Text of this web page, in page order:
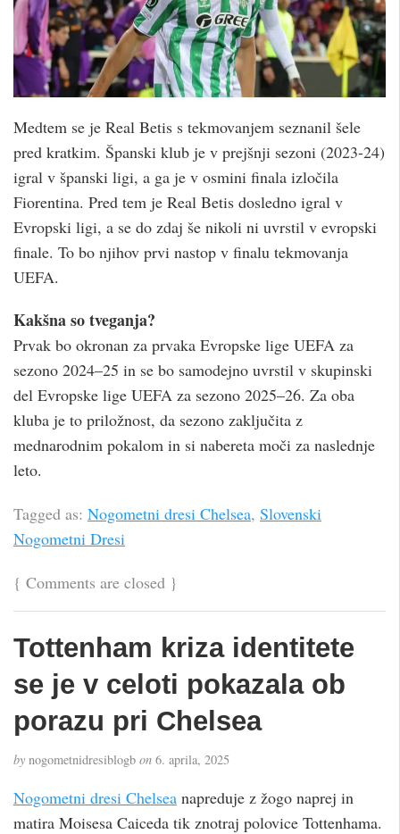
Medtem se je Real Betis s tekmovanjem seznanil šele
pred kratkim. Španski klub je v prejšnji sezoni (2023-24)
igral v španski ligi, a ga je v osmini finala izločila
Fiorentina. Pred tem je Real Betis dosledno igral v
Evropski ligi, a se do zdaj še nikoli ni uvrstil v evropski
finale. To bo njihov prvi nastop v finalu tekmovanja
UEFA.
Kakšna so tveganja?
Prvak bo okronan za prvaka Evropske lige UEFA za
sezono 2024–25 in se bo samodejno uvrstil v skupinski
del Evropske lige UEFA za sezono 2025–26. Za oba
kluba je to priložnost, da sezono zaključita z
mednarodnim pokalom in si nabereta moči za naslednje
leto.
Tagged as: Nogometni dresi Chelsea, Slovenski
Nogometni Dresi
{ Comments are closed }
Tottenham kriza identitete
se je v celoti pokazala ob
porazu pri Chelsea
by nogometnidresiblogb on 6. aprila, 2025
Nogometni dresi Chelsea napreduje z žogo naprej in
matira Moisesa Caiceda tik znotraj polovice Tottenhama.